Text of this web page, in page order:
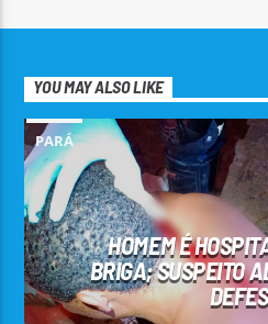
YOU MAY ALSO LIKE
PARÁ
HOMEM É
BRIGA; SUSPEITO